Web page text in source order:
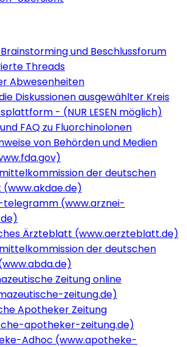
und Beschlussforum
Threads
Abwesenheiten
Diskussionen ausgewählter Kreis
- (NUR LESEN möglich)
FAQ zu Fluorchinolonen
von Behörden und Medien
der deutschen
(www.arznei-
Ärzteblatt (www.aerzteblatt.de)
der deutschen
Zeitung online
zeitung.de)
Apotheker Zeitung
apotheker-zeitung.de)
Adhoc (www.apotheke-